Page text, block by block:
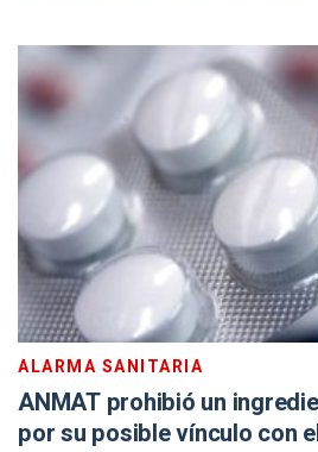
ALARMA SANITARIA
ANMAT prohibió un
por su posible vínculo con